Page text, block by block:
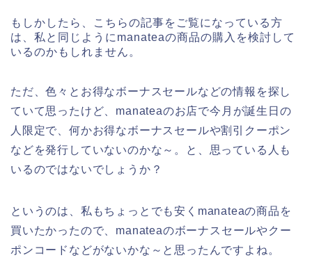
もしかしたら、こちらの記事をご覧になっている方
は、私と同じようにmanateaの商品の購入を検討して
いるのかもしれません。
ただ、色々とお得なボーナスセールなどの情報を探し
ていて思ったけど、manateaのお店で今月が誕生日の
人限定で、何かお得なボーナスセールや割引クーポン
などを発行していないのかな～。と、思っている人も
いるのではないでしょうか？
というのは、私もちょっとでも安くmanateaの商品を
買いたかったので、manateaのボーナスセールやクー
ポンコードなどがないかな～と思ったんですよね。